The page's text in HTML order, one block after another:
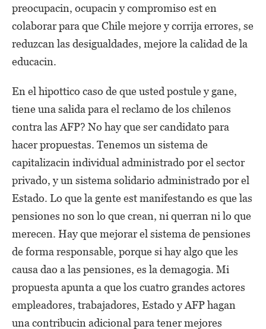
preocupacin, ocupacin y compromiso est en
colaborar para que Chile mejore y corrija errores, se
reduzcan las desigualdades, mejore la calidad de la
educacin.
En el hipottico caso de que usted postule y gane,
tiene una salida para el reclamo de los chilenos
contra las AFP? No hay que ser candidato para
hacer propuestas. Tenemos un sistema de
capitalizacin individual administrado por el sector
privado, y un sistema solidario administrado por el
Estado. Lo que la gente est manifestando es que las
pensiones no son lo que crean, ni querran ni lo que
merecen. Hay que mejorar el sistema de pensiones
de forma responsable, porque si hay algo que les
causa dao a las pensiones, es la demagogia. Mi
propuesta apunta a que los cuatro grandes actores
empleadores, trabajadores, Estado y AFP hagan
una contribucin adicional para tener mejores